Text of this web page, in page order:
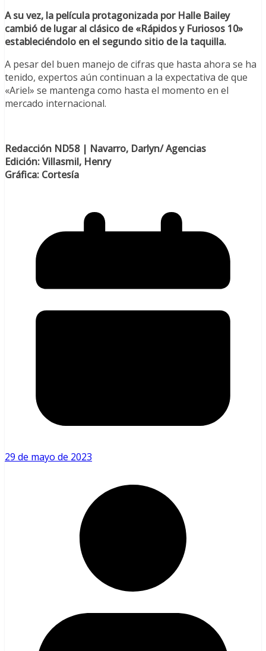
A su vez, la película protagonizada por Halle Bailey
cambió de lugar al clásico de «Rápidos y Furiosos 10»
estableciéndolo en el segundo sitio de la taquilla.
A pesar del buen manejo de cifras que hasta ahora se ha
tenido, expertos aún continuan a la expectativa de que
«Ariel» se mantenga como hasta el momento en el
mercado internacional.
Redacción ND58 | Navarro, Darlyn/ Agencias
Edición: Villasmil, Henry
Gráfica: Cortesía
29 de mayo de 2023